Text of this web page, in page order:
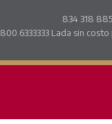
834 318
800.6333333 Lada sin